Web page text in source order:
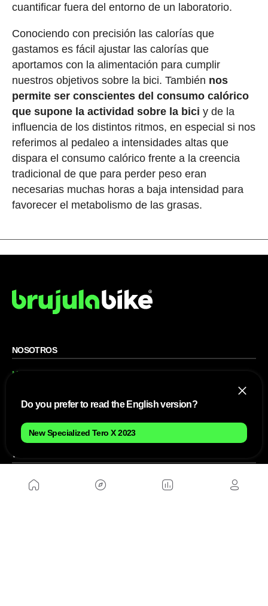
cuantificar fuera del entorno de un laboratorio.
Conociendo con precisión las calorías que
gastamos es fácil ajustar las calorías que
aportamos con la alimentación para cumplir
nuestros objetivos sobre la bici. También nos
permite ser conscientes del consumo calórico
que supone la actividad sobre la bici y de la
influencia de los distintos ritmos, en especial si nos
referimos al pedaleo a intensidades altas que
dispara el consumo calórico frente a la creencia
tradicional de que para perder peso eran
necesarias muchas horas a baja intensidad para
favorecer el metabolismo de las grasas.
NOSOTROS
Mapa del sitio
Política de cookies
Política de privacidad
Trabaja con nosotros
WEBS AMIGAS
MusickMag
Do you prefer to read the English version?
New Specialized Tero X 2023